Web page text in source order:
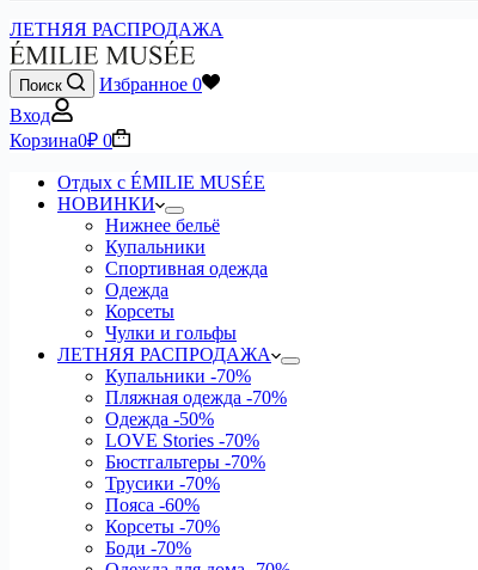
ЛЕТНЯЯ РАСПРОДАЖА
Поиск Избранное 0
Вход
Корзина0₽ 0
Отдых с ÉMILIE MUSÉE
НОВИНКИ
Нижнее бельё
Купальники
Спортивная одежда
Одежда
Корсеты
Чулки и гольфы
ЛЕТНЯЯ РАСПРОДАЖА
Купальники -70%
Пляжная одежда -70%
Одежда -50%
LOVE Stories -70%
Бюстгальтеры -70%
Трусики -70%
Пояса -60%
Корсеты -70%
Боди -70%